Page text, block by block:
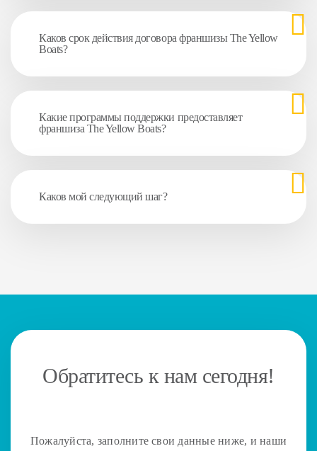
Каков срок действия договора франшизы The Yellow
Boats?
Какие программы поддержки предоставляет
франшиза The Yellow Boats?
Каков мой следующий шаг?
Обратитесь к нам сегодня!
Пожалуйста, заполните свои данные ниже, и наши